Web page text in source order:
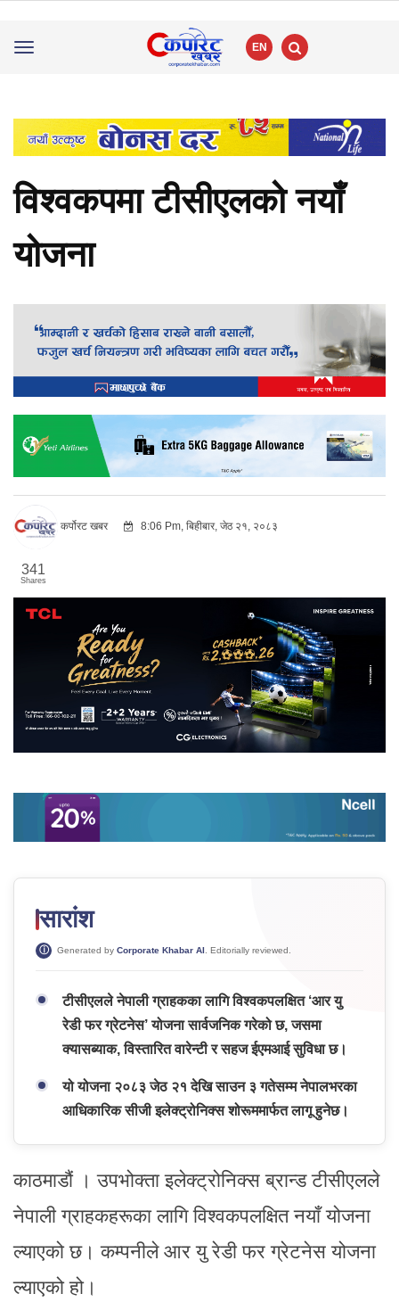
Toggle
EN
विश्वकपमा टीसीएलको नयाँ
योजना
कर्पोरट खबर 8:06 Pm, बिहीबार, जेठ २१, २०८३
341
Shares
सारांश
Generated by Corporate Khabar AI . Editorially reviewed.
टीसीएलले नेपाली ग्राहकका लागि विश्वकपलक्षित ‘आर यु
रेडी फर ग्रेटनेस’ योजना सार्वजनिक गरेको छ, जसमा
क्यासब्याक, विस्तारित वारेन्टी र सहज ईएमआई सुविधा छ।
यो योजना २०८३ जेठ २१ देखि साउन ३ गतेसम्म नेपालभरका
आधिकारिक सीजी इलेक्ट्रोनिक्स शोरूममार्फत लागू हुनेछ।
काठमाडौं । उपभोक्ता इलेक्ट्रोनिक्स ब्रान्ड टीसीएलले
नेपाली ग्राहकहरूका लागि विश्वकपलक्षित नयाँ योजना
ल्याएको छ। कम्पनीले आर यु रेडी फर ग्रेटनेस योजना
ल्याएको हो।